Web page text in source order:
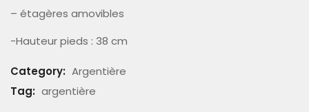
– étagères amovibles
-Hauteur pieds : 38 cm
Category: Argentière
Tag: argentière